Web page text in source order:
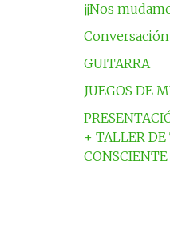
¡¡Nos
GUITARRA
JUEGOS DE
+ TALLER DE
CONSCIENTE